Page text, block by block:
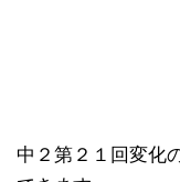
中２第２１回変化